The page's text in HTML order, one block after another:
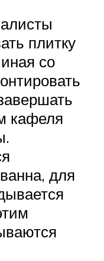
плитку
со
кафеля
для